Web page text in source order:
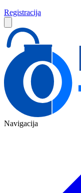
Registracija
Navigacija